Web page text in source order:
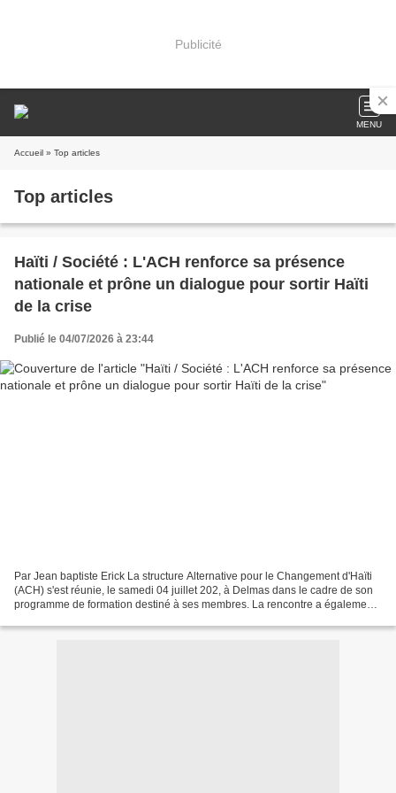
Publicité
MENU
Accueil » Top articles
Top articles
Haïti / Société : L'ACH renforce sa présence
nationale et prône un dialogue pour sortir Haïti
de la crise
Publié le 04/07/2026 à 23:44
Par Jean baptiste Erick La structure Alternative pour le Changement d'Haïti
(ACH) s'est réunie, le samedi 04 juillet 202, à Delmas dans le cadre de son
programme de formation destiné à ses membres. La rencontre a également